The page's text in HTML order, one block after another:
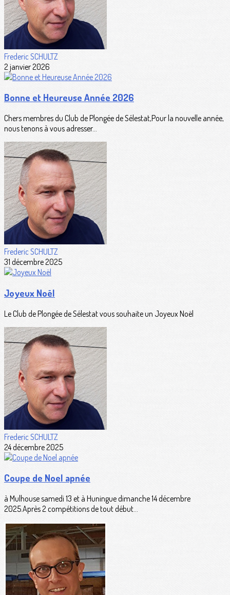
Frederic SCHULTZ
2 janvier 2026
Bonne et Heureuse Année 2026
Chers membres du Club de Plongée de Sélestat,Pour la nouvelle année,
nous tenons à vous adresser...
Frederic SCHULTZ
31 décembre 2025
Joyeux Noël
Le Club de Plongée de Sélestat vous souhaite un Joyeux Noël
Frederic SCHULTZ
24 décembre 2025
Coupe de Noel apnée
à Mulhouse samedi 13 et à Huningue dimanche 14 décembre
2025.Après 2 compétitions de tout début...